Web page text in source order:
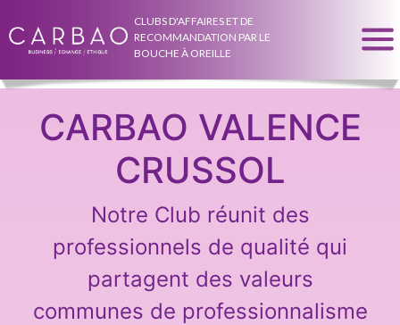
CLUBS D'AFFAIRES ET DE
RECOMMANDATION PAR LE
BOUCHE À OREILLE
CARBAO VALENCE
CRUSSOL
Notre Club réunit des
professionnels de qualité qui
partagent des valeurs
communes de professionnalisme